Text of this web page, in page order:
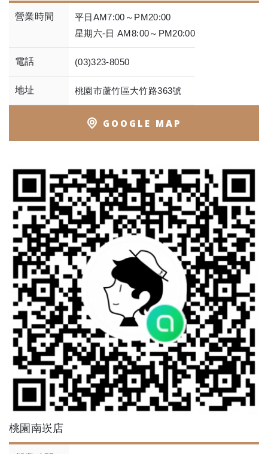
營業時間
平日AM7:00～PM20:00
星期六-日 AM8:00～PM20:00
電話 (03)323-8050
地址 桃園市蘆竹區大竹路363號
GOOGLE MAP
桃園南崁店